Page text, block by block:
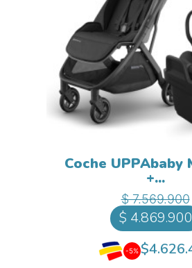
Coche UPPAbaby
+...Precio
$ 7.569.900
$ 4.869.900
-5%